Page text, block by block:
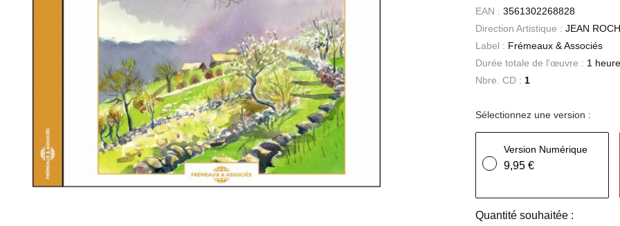
EAN : 3561302268828
Direction Artistique : JEAN
Label : Frémeaux & Associés
Durée totale de l'œuvre : 1
Nbre. CD : 1
Sélectionnez une version :
Version Numérique
9,95 €
Quantité souhaitée :